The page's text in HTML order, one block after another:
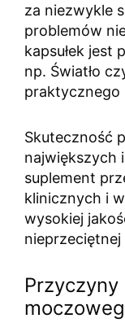
za niezwykle
problemów
kapsułek jest
np. Światło
praktycznego
Skuteczność
największych
suplement
klinicznych i
wysokiej